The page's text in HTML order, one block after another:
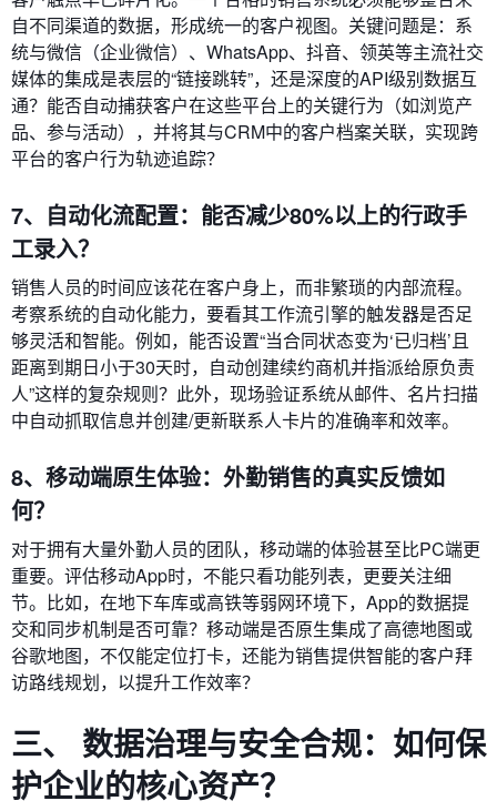
自不同渠道的数据，形成统一的客户视图。关键问题是：系
统与微信（企业微信）、WhatsApp、抖音、领英等主流社交
媒体的集成是表层的“链接跳转”，还是深度的API级别数据互
通？能否自动捕获客户在这些平台上的关键行为（如浏览产
品、参与活动），并将其与CRM中的客户档案关联，实现跨
平台的客户行为轨迹追踪？
7、自动化流配置：能否减少80%以上的行政手
工录入？
销售人员的时间应该花在客户身上，而非繁琐的内部流程。
考察系统的自动化能力，要看其工作流引擎的触发器是否足
够灵活和智能。例如，能否设置“当合同状态变为‘已归档’且
距离到期日小于30天时，自动创建续约商机并指派给原负责
人”这样的复杂规则？此外，现场验证系统从邮件、名片扫描
中自动抓取信息并创建/更新联系人卡片的准确率和效率。
8、移动端原生体验：外勤销售的真实反馈如
何？
对于拥有大量外勤人员的团队，移动端的体验甚至比PC端更
重要。评估移动App时，不能只看功能列表，更要关注细
节。比如，在地下车库或高铁等弱网环境下，App的数据提
交和同步机制是否可靠？移动端是否原生集成了高德地图或
谷歌地图，不仅能定位打卡，还能为销售提供智能的客户拜
访路线规划，以提升工作效率？
三、 数据治理与安全合规：如何保
护企业的核心资产？